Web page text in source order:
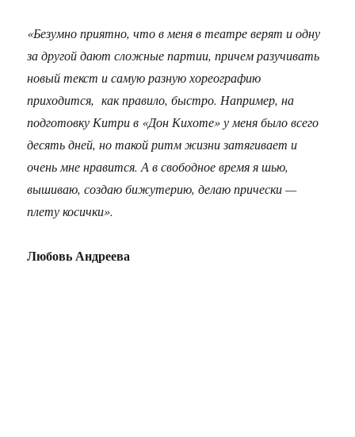
«Безумно приятно, что в меня в театре верят и одну
за другой дают сложные партии, причем разучивать
новый текст и самую разную хореографию
приходится, как правило, быстро. Например, на
подготовку Китри в «Дон Кихоте» у меня было всего
десять дней, но такой ритм жизни затягивает и
очень мне нравится. А в свободное время я шью,
вышиваю, создаю бижутерию, делаю прически —
плету косички».
Любовь Андреева